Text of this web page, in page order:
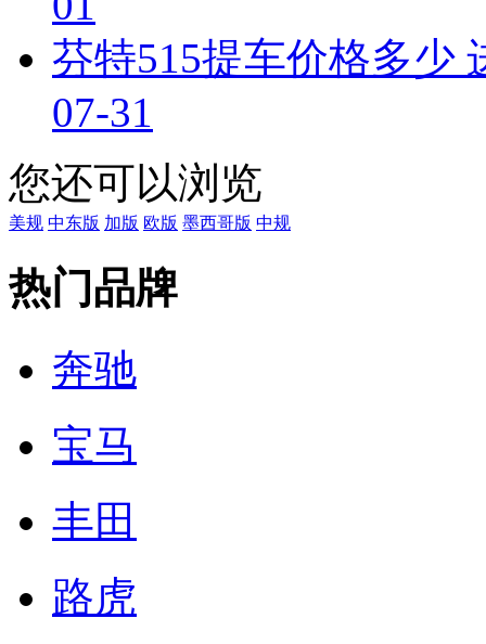
芬特515提车价格多少
07-31
您还可以浏览
美规 中东版 加版 欧版 墨西哥版 中规
热门品牌
奔驰
宝马
丰田
路虎